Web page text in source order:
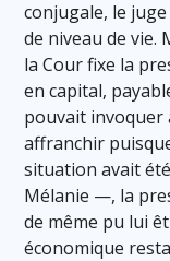
conjugale, le
de niveau de vie.
la Cour fixe la
en capital,
pouvait invoquer
affranchir
situation avait
Mélanie —, la
de même pu lui
économique